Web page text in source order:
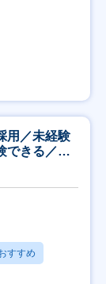
用／未経験
できる／研
すすめ